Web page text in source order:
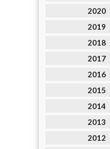
2020
2019
2018
2017
2016
2015
2014
2013
2012